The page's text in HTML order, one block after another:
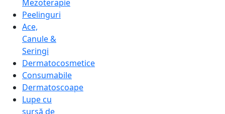
Mezoterapie
Peelinguri
Ace,
Canule &
Seringi
Dermatocosmetice
Consumabile
Dermatoscoape
Lupe cu
sursă de